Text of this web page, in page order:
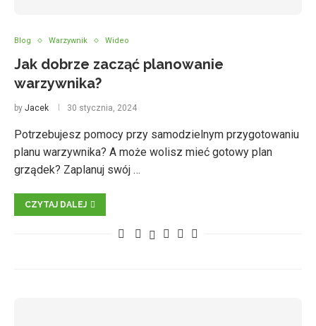
Blog Warzywnik Wideo
Jak dobrze zacząć planowanie
warzywnika?
by Jacek 30 stycznia, 2024
Potrzebujesz pomocy przy samodzielnym przygotowaniu
planu warzywnika? A może wolisz mieć gotowy plan
grządek? Zaplanuj swój …
CZYTAJ DALEJ